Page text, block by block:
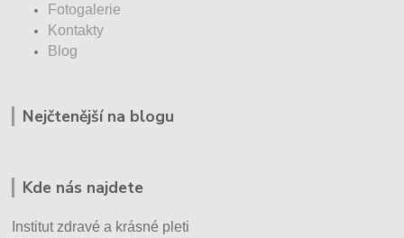
Fotogalerie
Kontakty
Blog
Nejčtenější na blogu
Kde nás najdete
Institut zdravé a krásné pleti